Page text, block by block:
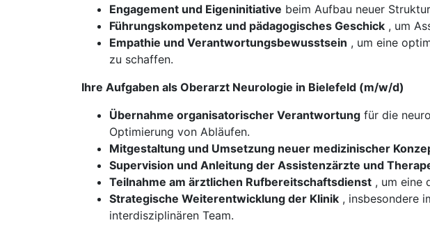
Engagement und Eigeninitiative beim Aufbau neuer
Führungskompetenz und pädagogisches Geschick , um
Empathie und Verantwortungsbewusstsein , um eine
zu schaffen.
Ihre Aufgaben als Oberarzt Neurologie in Bielefeld (m/w/d)
Übernahme organisatorischer Verantwortung für die
Optimierung von Abläufen.
Mitgestaltung und Umsetzung neuer medizinischer
Supervision und Anleitung der Assistenzärzte und
Teilnahme am ärztlichen Rufbereitschaftsdienst , um eine
Strategische Weiterentwicklung der Klinik , insbesondere
interdisziplinären Team.